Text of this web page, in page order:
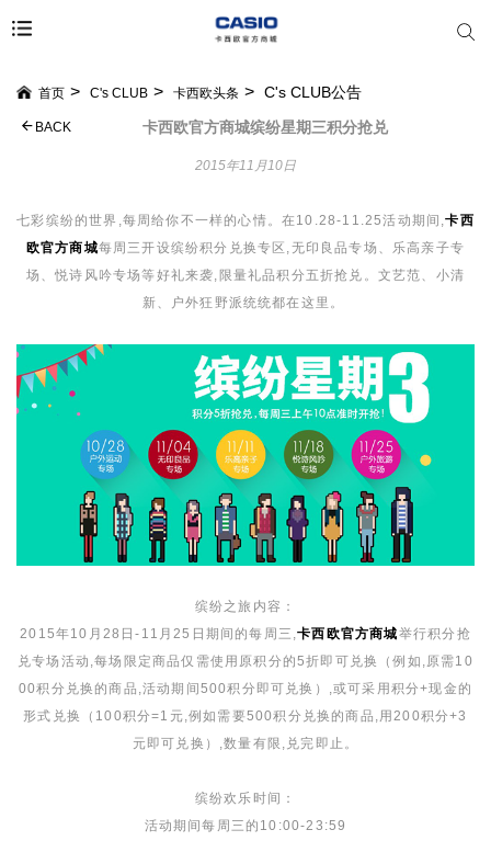
首页 C's CLUB 卡西欧头条 C's CLUB公告
卡西欧官方商城缤纷星期三积分抢兑
BACK
2015年11月10日
七彩缤纷的世界,每周给你不一样的心情。在10.28-11.25活动期间,卡西
欧官方商城每周三开设缤纷积分兑换专区,无印良品专场、乐高亲子专
场、悦诗风吟专场等好礼来袭,限量礼品积分五折抢兑。文艺范、小清
新、户外狂野派统统都在这里。
缤纷之旅内容：
2015年10月28日-11月25日期间的每周三,卡西欧官方商城举行积分抢
兑专场活动,每场限定商品仅需使用原积分的5折即可兑换（例如,原需10
00积分兑换的商品,活动期间500积分即可兑换）,或可采用积分+现金的
形式兑换（100积分=1元,例如需要500积分兑换的商品,用200积分+3
元即可兑换）,数量有限,兑完即止。
缤纷欢乐时间：
活动期间每周三的10:00-23:59